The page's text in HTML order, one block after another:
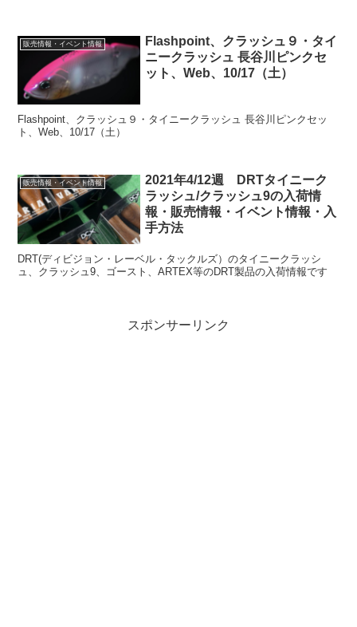
販売情報・イベント情報
Flashpoint、クラッシュ９・タイ
ニークラッシュ 長谷川ピンクセ
ット、Web、10/17（土）
Flashpoint、クラッシュ９・タイニークラッシュ 長谷川ピンクセッ
ト、Web、10/17（土）
販売情報・イベント情報
2021年4/12週 DRTタイニーク
ラッシュ/クラッシュ9の入荷情
報・販売情報・イベント情報・入
手方法
DRT(ディビジョン・レーベル・タックルズ）のタイニークラッシ
ュ、クラッシュ9、ゴースト、ARTEX等のDRT製品の入荷情報です
スポンサーリンク